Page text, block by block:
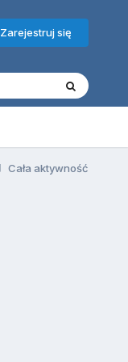
Zarejestruj się
Cała aktywność